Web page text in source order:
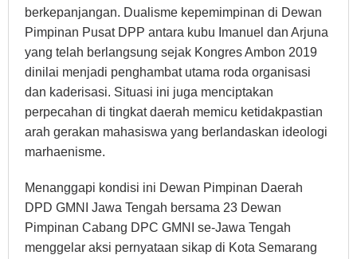
berkepanjangan. Dualisme kepemimpinan di Dewan
Pimpinan Pusat DPP antara kubu Imanuel dan Arjuna
yang telah berlangsung sejak Kongres Ambon 2019
dinilai menjadi penghambat utama roda organisasi
dan kaderisasi. Situasi ini juga menciptakan
perpecahan di tingkat daerah memicu ketidakpastian
arah gerakan mahasiswa yang berlandaskan ideologi
marhaenisme.
Menanggapi kondisi ini Dewan Pimpinan Daerah
DPD GMNI Jawa Tengah bersama 23 Dewan
Pimpinan Cabang DPC GMNI se-Jawa Tengah
menggelar aksi pernyataan sikap di Kota Semarang